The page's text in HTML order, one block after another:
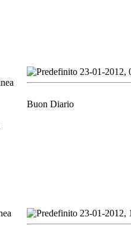
23-01-2012,
Buon Diario
23-01-2012,